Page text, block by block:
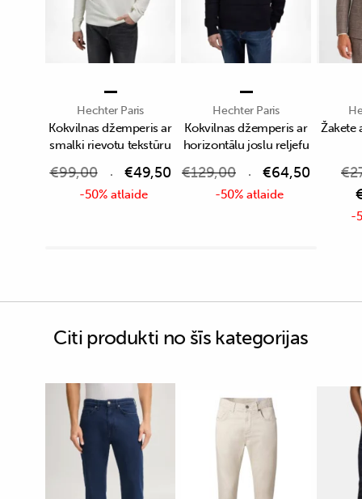
Hechter Paris
Kokvilnas džemperis ar
smalki rievotu tekstūru
€99,00 €49,50
-50% atlaide
Hechter Paris
Kokvilnas džemperis ar
horizontālu joslu reljefu
€129,00 €64,50
-50% atlaide
Žakete
€
-
Citi produkti no šīs kategorijas